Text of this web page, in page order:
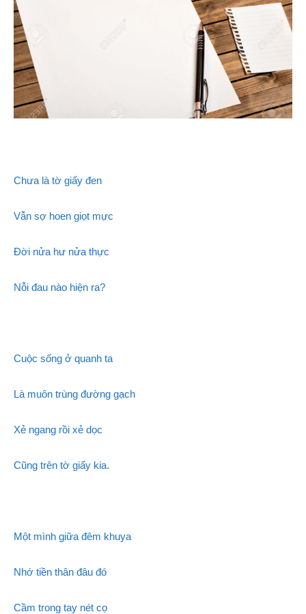
Chưa là tờ giấy đen
Vẫn sợ hoen giọt mực
Đời nửa hư nửa thực
Nỗi đau nào hiện ra?
Cuộc sống ở quanh ta
Là muôn trùng đường gạch
Xẻ ngang rồi xẻ dọc
Cũng trên tờ giấy kia.
Một mình giữa đêm khuya
Nhớ tiền thân đâu đó
Cầm trong tay nét cọ